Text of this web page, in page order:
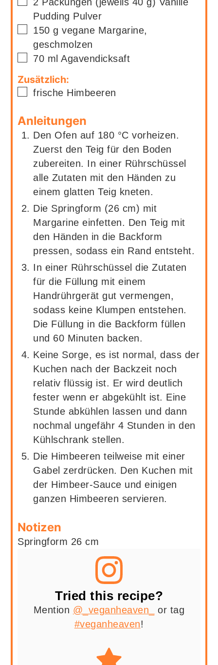
Pudding Pulver
▢
150 g vegane Margarine,
geschmolzen
▢
70 ml Agavendicksaft
Zusätzlich:
▢
frische Himbeeren
Anleitungen
Den Ofen auf 180 °C vorheizen.
Zuerst den Teig für den Boden
zubereiten. In einer Rührschüssel
alle Zutaten mit den Händen zu
einem glatten Teig kneten.
Die Springform (26 cm) mit
Margarine einfetten. Den Teig mit
den Händen in die Backform
pressen, sodass ein Rand entsteht.
In einer Rührschüssel die Zutaten
für die Füllung mit einem
Handrührgerät gut vermengen,
sodass keine Klumpen entstehen.
Die Füllung in die Backform füllen
und 60 Minuten backen.
Keine Sorge, es ist normal, dass der
Kuchen nach der Backzeit noch
relativ flüssig ist. Er wird deutlich
fester wenn er abgekühlt ist. Eine
Stunde abkühlen lassen und dann
nochmal ungefähr 4 Stunden in den
Kühlschrank stellen.
Die Himbeeren teilweise mit einer
Gabel zerdrücken. Den Kuchen mit
der Himbeer-Sauce und einigen
ganzen Himbeeren servieren.
Notizen
Springform 26 cm
Tried this recipe?
Mention @_veganheaven_
or tag
#veganheaven!